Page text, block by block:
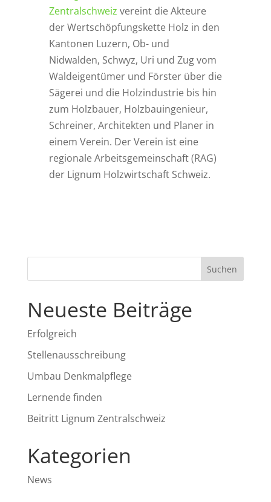
Zentralschweiz vereint die Akteure
der Wertschöpfungskette Holz in den
Kantonen Luzern, Ob- und
Nidwalden, Schwyz, Uri und Zug vom
Waldeigentümer und Förster über die
Sägerei und die Holzindustrie bis hin
zum Holzbauer, Holzbauingenieur,
Schreiner, Architekten und Planer in
einem Verein. Der Verein ist eine
regionale Arbeitsgemeinschaft (RAG)
der Lignum Holzwirtschaft Schweiz.
Neueste Beiträge
Erfolgreich
Stellenausschreibung
Umbau Denkmalpflege
Lernende finden
Beitritt Lignum Zentralschweiz
Kategorien
News